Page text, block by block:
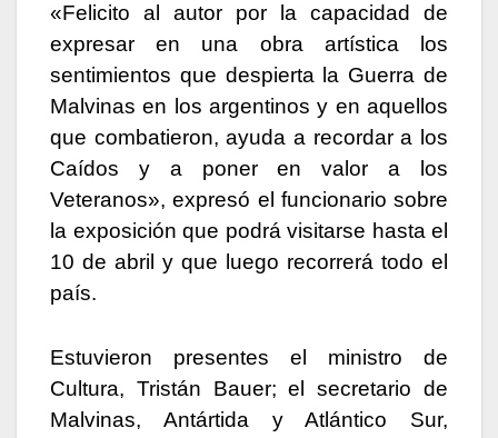
«Felicito al autor por la capacidad de
expresar en una obra artística los
sentimientos que despierta la Guerra de
Malvinas en los argentinos y en aquellos
que combatieron, ayuda a recordar a los
Caídos y a poner en valor a los
Veteranos», expresó el funcionario sobre
la exposición que podrá visitarse hasta el
10 de abril y que luego recorrerá todo el
país.
Estuvieron presentes el ministro de
Cultura, Tristán Bauer; el secretario de
Malvinas, Antártida y Atlántico Sur,